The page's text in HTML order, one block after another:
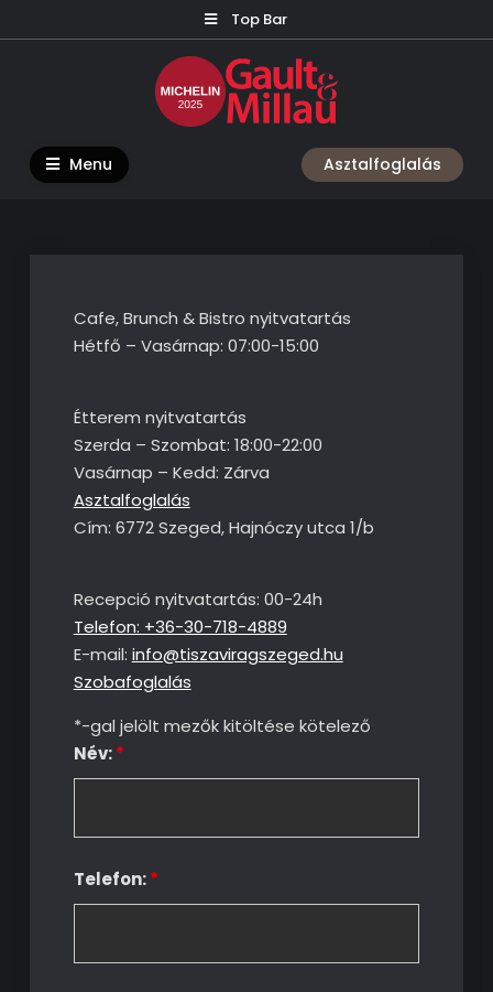
to
Top Bar
Menu Asztalfoglalás
Cafe, Brunch & Bistro nyitvatartás
Hétfő – Vasárnap: 07:00-15:00
Étterem nyitvatartás
Szerda – Szombat: 18:00-22:00
Vasárnap – Kedd: Zárva
Asztalfoglalás
Cím: 6772 Szeged, Hajnóczy utca 1/b
Recepció nyitvatartás: 00-24h
Telefon: +36-30-718-4889
E-mail: info@tiszaviragszeged.hu
Szobafoglalás
*-gal jelölt mezők kitöltése kötelező
Név:*
Telefon:*